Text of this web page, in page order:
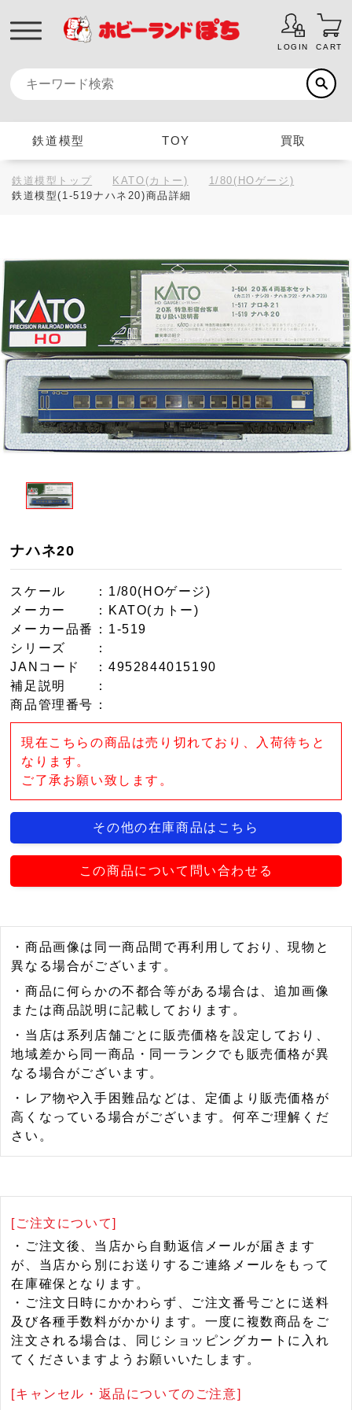
LOGIN CART
鉄道模型 TOY 買取
鉄道模型トップ KATO(カトー)
1/80(HOゲージ)
鉄道模型(1-519ナハネ20)商品詳細
ナハネ20
スケール
：1/80(HOゲージ)
メーカー
：KATO(カトー)
メーカー品番
：1-519
シリーズ
：
JANコード
：4952844015190
補足説明
：
商品管理番号 ：
現在こちらの商品は売り切れており、入荷待ちと
なります。
ご了承お願い致します。
その他の在庫商品はこちら
この商品について問い合わせる
・商品画像は同一商品間で再利用しており、現物と
異なる場合がございます。
・商品に何らかの不都合等がある場合は、追加画像
または商品説明に記載しております。
・当店は系列店舗ごとに販売価格を設定しており、
地域差から同一商品・同一ランクでも販売価格が異
なる場合がございます。
・レア物や入手困難品などは、定価より販売価格が
高くなっている場合がございます。何卒ご理解くだ
さい。
[ご注文について]
・ご注文後、当店から自動返信メールが届きます
が、当店から別にお送りするご連絡メールをもって
在庫確保となります。
・ご注文日時にかかわらず、ご注文番号ごとに送料
及び各種手数料がかかります。一度に複数商品をご
注文される場合は、同じショッピングカートに入れ
てくださいますようお願いいたします。
[キャンセル・返品についてのご注意]